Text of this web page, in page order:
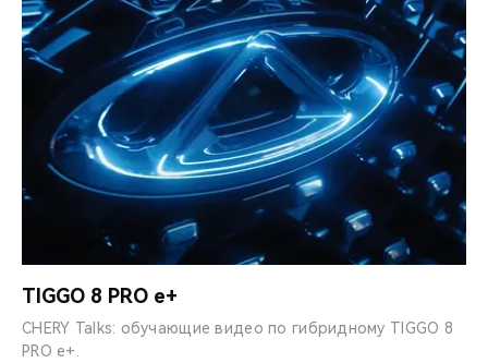
TIGGO 8 PRO e+
CHERY Talks: обучающие видео по гибридному TIGGO 8
PRO e+.